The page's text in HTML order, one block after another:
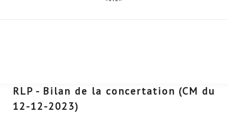
RLP - Bilan de la concertation (CM du
12-12-2023)